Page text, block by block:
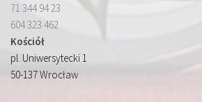
71 344 94 23
604 323 462
Kościół
pl. Uniwersytecki 1
50-137 Wrocław